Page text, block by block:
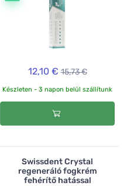
12,10 € 15,73 €
Készleten - 3 napon belül szállítunk
Swissdent Crystal
regeneráló fogkrém
fehérítő hatással